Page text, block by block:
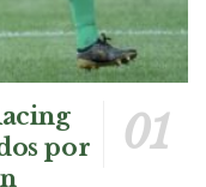
por